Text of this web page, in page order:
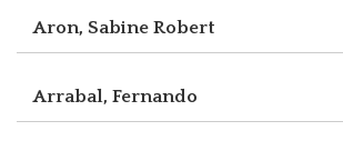
Aron, Sabine Robert
Arrabal, Fernando